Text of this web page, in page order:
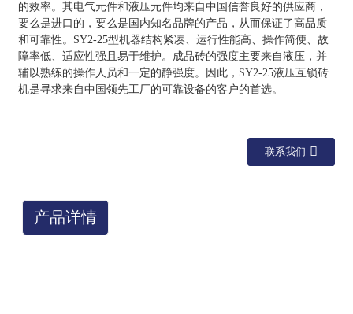
的效率。其电气元件和液压元件均来自中国信誉良好的供应商，
要么是进口的，要么是国内知名品牌的产品，从而保证了高品质
和可靠性。SY2-25型机器结构紧凑、运行性能高、操作简便、故
障率低、适应性强且易于维护。成品砖的强度主要来自液压，并
辅以熟练的操作人员和一定的静强度。因此，SY2-25液压互锁砖
机是寻求来自中国领先工厂的可靠设备的客户的首选。
联系我们
产品详情